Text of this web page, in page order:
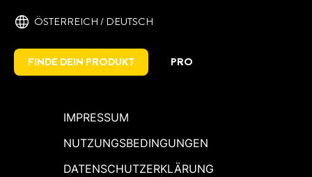
ÖSTERREICH / DEUTSCH
FINDE DEIN PRODUKT PRO
IMPRESSUM
NUTZUNGSBEDINGUNGEN
DATENSCHUTZERKLÄRUNG